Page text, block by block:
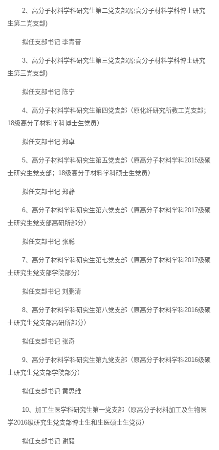
2、高分子材料学科研究生第二党支部(原高分子材料学科博士研究
生第二党支部)
拟任支部书记 李青音
3、高分子材料学科研究生第三党支部(原高分子材料学科博士研究
生第三党支部)
拟任支部书记 陈宁
4、高分子材料学科研究生第四党支部（原化纤研究所教工党支部；
18级高分子材料学科博士生党员）
拟任支部书记 郑卓
5、高分子材料学科研究生第五党支部（原高分子材料学科2015级硕
士研究生党支部；18级高分子材料学科硕士生党员）
拟任支部书记 郑静
6、高分子材料学科研究生第六党支部（原高分子材料学科2017级硕
士研究生党支部高研所部分）
拟任支部书记 张聪
7、高分子材料学科研究生第七党支部（原高分子材料学科2017级硕
士研究生党支部学院部分）
拟任支部书记 刘鹏清
8、高分子材料学科研究生第八党支部（原高分子材料学科2016级硕
士研究生党支部高研所部分）
拟任支部书记 张奇
9、高分子材料学科研究生第九党支部（原高分子材料学科2016级硕
士研究生党支部学院部分）
拟任支部书记 黄思维
10、加工生医学科研究生第一党支部（原高分子材料加工及生物医
学2016级研究生党支部博士生和生医硕士生党员）
拟任支部书记 谢毅